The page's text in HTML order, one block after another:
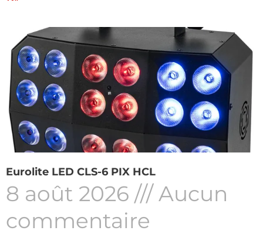
Eurolite LED CLS-6 PIX HCL
8 août 2026
Aucun
commentaire